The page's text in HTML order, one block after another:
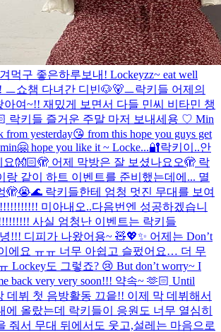
먹구 좋은하루보내! Lockeyzz~ eat well
ㅡ쇼챔 다녀간 디빈🐶🐻ㅡ락키들 어제의
여~!! 재밌게 보면서 다들 민씨 비타민 챙
락키들 즐거운 주말 마저 보내세용 ♡ Min
from yesterday😘 from this hope you guys get
hope you like it ~ Locke...🔐락키이..안
👐🏻🫣 어제 막방은 잘 보셨나요오🫣 락
랑 같이 하트 이벤트를 준비했는데에... 멸
🫣😭🌊 락키들한테 엄청 멋진 무대를 보여
미아내오..다음번엔 성공하겠습니
사실 엄청난 이벤트는 락키들
!!! 디피가 나왔어용~ 🧸💖✨ 어제는 Don’t
에요 ㅠㅠ 너무 아쉽고 슬펐어요… 더 무
Lockey도 그렇죠? 😢 But don’t worry~ I
back very very soon!!! 약속~ 🫶🏻 Until
데뷔 첫 음방활동 끄읕!! 이제 막 데뷔해서
에 올랐는데 락키들이 응원도 너무 열심히
줘서 무대 뒤에서도 웃고,설레는 마음으로